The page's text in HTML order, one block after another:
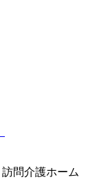
訪問介護ホーム